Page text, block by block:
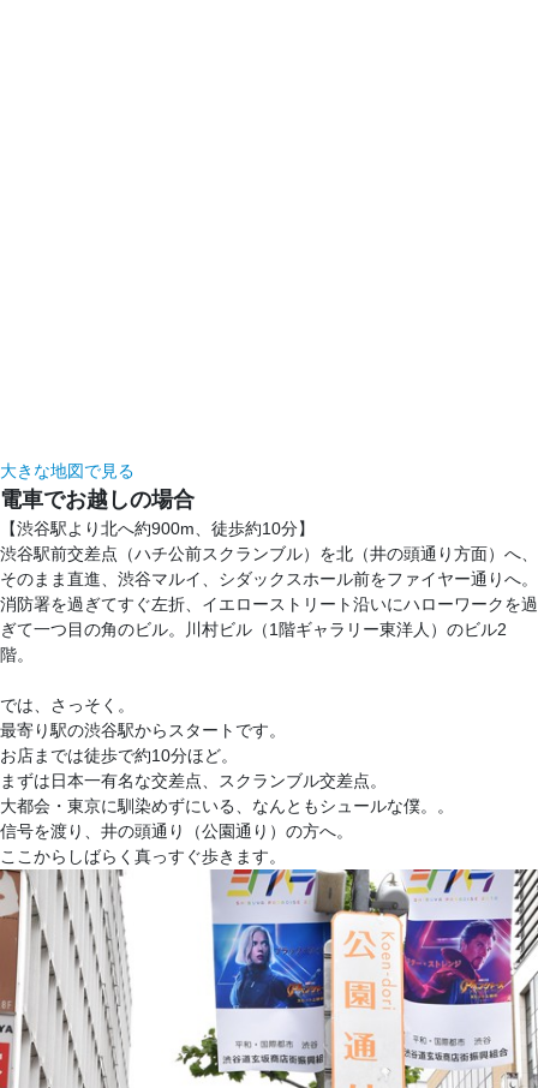
大きな地図で見る
電車でお越しの場合
【渋谷駅より北へ約900m、徒歩約10分】
渋谷駅前交差点（ハチ公前スクランブル）を北（井の頭通り方面）へ、
そのまま直進、渋谷マルイ、シダックスホール前をファイヤー通りへ。
消防署を過ぎてすぐ左折、イエローストリート沿いにハローワークを過
ぎて一つ目の角のビル。川村ビル（1階ギャラリー東洋人）のビル2
階。
では、さっそく。
最寄り駅の渋谷駅からスタートです。
お店までは徒歩で約10分ほど。
まずは日本一有名な交差点、スクランブル交差点。
大都会・東京に馴染めずにいる、なんともシュールな僕。。
信号を渡り、井の頭通り（公園通り）の方へ。
ここからしばらく真っすぐ歩きます。